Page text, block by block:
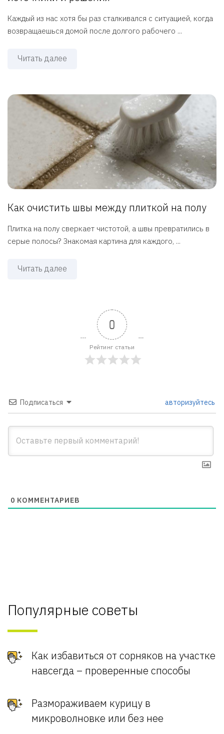
Каждый из нас хотя бы раз сталкивался с ситуацией, когда
возвращаешься домой после долгого рабочего ...
Читать далее
Как очистить швы между плиткой на полу
Плитка на полу сверкает чистотой, а швы превратились в
серые полосы? Знакомая картина для каждого, ...
Читать далее
0
Рейтинг статьи
Подписаться авторизуйтесь
0 КОММЕНТАРИЕВ
Популярные советы
Как избавиться от сорняков на участке
навсегда – проверенные способы
Размораживаем курицу в
микроволновке или без нее